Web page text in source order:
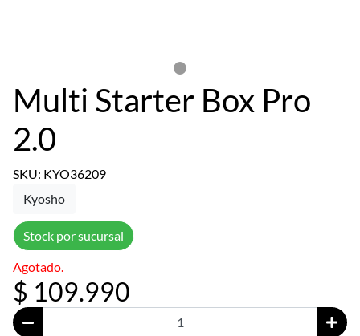
Multi Starter Box Pro
2.0
SKU: KYO36209
Kyosho
Stock por sucursal
Agotado.
$ 109.990